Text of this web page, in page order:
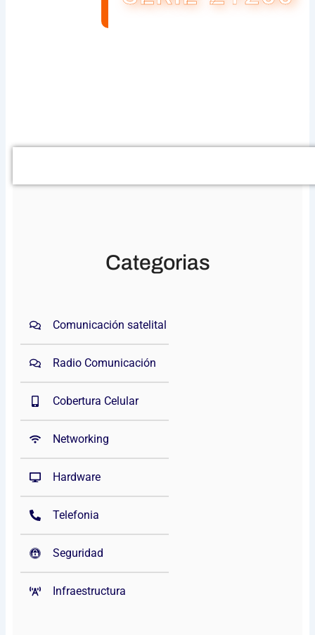
Categorias
Comunicación satelital
Radio Comunicación
Cobertura Celular
Networking
Hardware
Telefonia
Seguridad
Infraestructura